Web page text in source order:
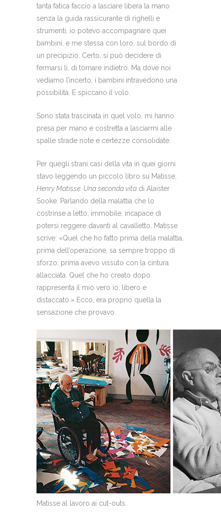
tanta fatica faccio a lasciare libera la mano
senza la guida rassicurante di righelli e
strumenti, io potevo accompagnare quei
bambini, e me stessa con loro, sul bordo di
un precipizio. Certo, si può decidere di
fermarsi lì, di tornare indietro. Ma dove noi
vediamo l’incerto, i bambini intravedono una
possibilità. E spiccano il volo.
Sono stata trascinata in quel volo, mi hanno
presa per mano e costretta a lasciarmi alle
spalle strade note e certezze consolidate.
Per quegli strani casi della vita in quei giorni
stavo leggendo un piccolo libro su Matisse,
Henry Matisse. Una seconda vita di Alaister
Sooke. Parlando della malattia che lo
costrinse a letto, immobile, incapace di
potersi reggere davanti al cavalletto, Matisse
scrive: «Quel che ho fatto prima della malattia,
prima dell’operazione, sa sempre troppo di
sforzo; prima avevo vissuto con la cintura
allacciata. Quel che ho creato dopo
rappresenta il mio vero io, libero e
distaccato.» Ecco, era proprio quella la
sensazione che provavo.
Matisse al lavoro ai cut-outs.